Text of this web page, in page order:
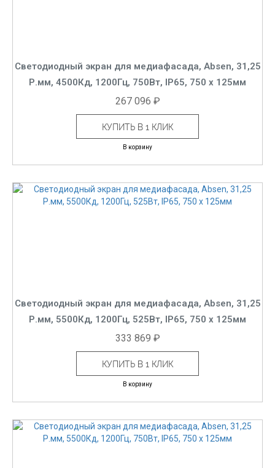
Светодиодный экран для медиафасада, Absen, 31,25
Р.мм, 4500Кд, 1200Гц, 750Вт, IP65, 750 x 125мм
267 096 ₽
КУПИТЬ В 1 КЛИК
В корзину
Светодиодный экран для медиафасада, Absen, 31,25
Р.мм, 5500Кд, 1200Гц, 525Вт, IP65, 750 x 125мм
333 869 ₽
КУПИТЬ В 1 КЛИК
В корзину